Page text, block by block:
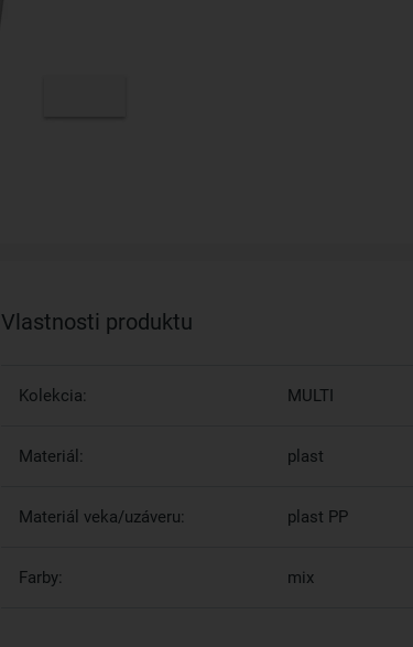
Vlastnosti produktu
Kolekcia: MULTI
Materiál: plast
Materiál veka/uzáveru: plast PP
Farby: mix